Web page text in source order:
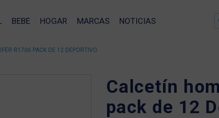
BEBE HOGAR MARCAS NOTICIAS
R1706 PACK DE 12 DEPORTIVO
Calcetín
pack de 12